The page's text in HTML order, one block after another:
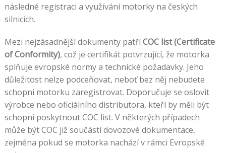
následné registraci a využívání motorky na českých
silnicích.
Mezi nejzásadnější dokumenty patříCOC list (Certificate
of Conformity), což je certifikát potvrzující, že motorka
splňuje evropské normy a technické požadavky. Jeho
důležitost nelze podceňovat, neboť bez něj nebudete
schopni motorku zaregistrovat. Doporučuje se oslovit
výrobce nebo oficiálního distributora, kteří by měli být
schopni poskytnout COC list. V některých případech
může být COC již součástí dovozové dokumentace,
zejména pokud se motorka nachází v rámci Evropské